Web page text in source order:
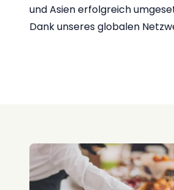
und Asien erfolgreich
Dank unseres globalen